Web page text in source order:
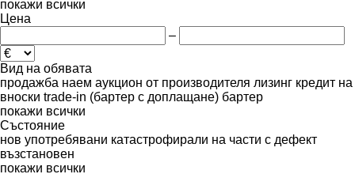
покажи всички
Цена
–
Вид на обявата
продажба наем аукцион от производителя лизинг кредит на
вноски trade-in (бартер с доплащане) бартер
покажи всички
Състояние
нов употребявани катастрофирали на части с дефект
възстановен
покажи всички